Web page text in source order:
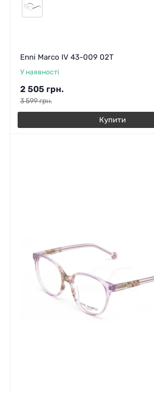
Enni Marco IV 43-009 02T
У наявності
2 505 грн.
3 599грн.
Купити